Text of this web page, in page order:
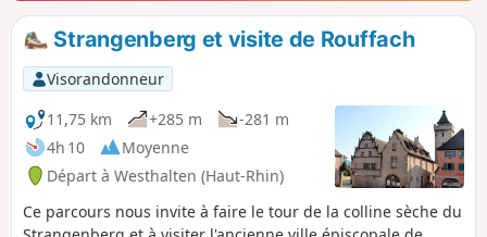
Strangenberg et visite de Rouffach
Visorandonneur
11,75 km
+285 m
-281 m
4h 10
Moyenne
Départ à Westhalten (Haut-Rhin)
Ce parcours nous invite à faire le tour de la colline sèche du